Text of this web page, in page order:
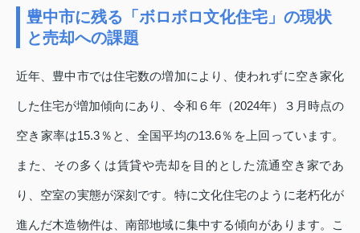
豊中市に残る「ボロボロ文化住宅」の現状
と売却への課題
近年、豊中市では住宅数の増加により、使われずに空き家化
した住宅が増加傾向にあり、令和６年（2024年）３月時点の
空き家率は15.3％と、全国平均の13.6％を上回っています。
また、その多くは賃貸や売却を目的とした流通空き家であ
り、空室の実態が深刻です。特に文化住宅のように老朽化が
進んだ木造物件は、南部地域に集中する傾向があります。こ